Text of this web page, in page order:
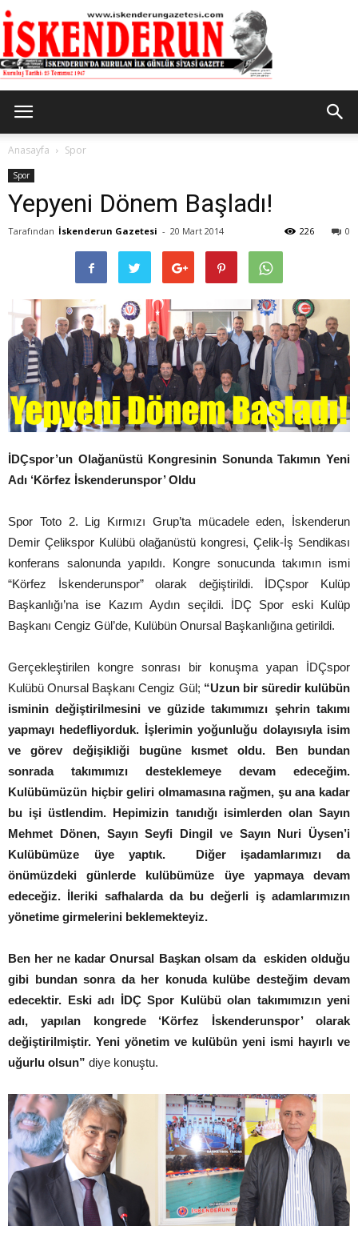
Gazetesi
Anasayfa Spor
Spor
Yepyeni Dönem Başladı!
Tarafından İskenderun Gazetesi - 20 Mart 2014 0
226
İDÇspor’un Olağanüstü Kongresinin Sonunda Takımın Yeni
Adı ‘Körfez İskenderunspor’ Oldu
Spor Toto 2. Lig Kırmızı Grup’ta mücadele eden, İskenderun
Demir Çelikspor Kulübü olağanüstü kongresi, Çelik-İş Sendikası
konferans salonunda yapıldı. Kongre sonucunda takımın ismi
“Körfez İskenderunspor” olarak değiştirildi. İDÇspor Kulüp
Başkanlığı’na ise Kazım Aydın seçildi. İDÇ Spor eski Kulüp
Başkanı Cengiz Gül’de, Kulübün Onursal Başkanlığına getirildi.
Gerçekleştirilen kongre sonrası bir konuşma yapan İDÇspor
Kulübü Onursal Başkanı Cengiz Gül; “Uzun bir süredir kulübün
isminin değiştirilmesini ve güzide takımımızı şehrin takımı
yapmayı hedefliyorduk. İşlerimin yoğunluğu dolayısıyla isim
ve görev değişikliği bugüne kısmet oldu. Ben bundan
sonrada takımımızı desteklemeye devam edeceğim.
Kulübümüzün hiçbir geliri olmamasına rağmen, şu ana kadar
bu işi üstlendim. Hepimizin tanıdığı isimlerden olan Sayın
Mehmet Dönen, Sayın Seyfi Dingil ve Sayın Nuri Üysen’i
Kulübümüze üye yaptık. Diğer işadamlarımızı da
önümüzdeki günlerde kulübümüze üye yapmaya devam
edeceğiz. İleriki safhalarda da bu değerli iş adamlarımızın
yönetime girmelerini beklemekteyiz.
Ben her ne kadar Onursal Başkan olsam da eskiden olduğu
gibi bundan sonra da her konuda kulübe desteğim devam
edecektir. Eski adı İDÇ Spor Kulübü olan takımımızın yeni
adı, yapılan kongrede ‘Körfez İskenderunspor’ olarak
değiştirilmiştir. Yeni yönetim ve kulübün yeni ismi hayırlı ve
uğurlu olsun” diye konuştu.